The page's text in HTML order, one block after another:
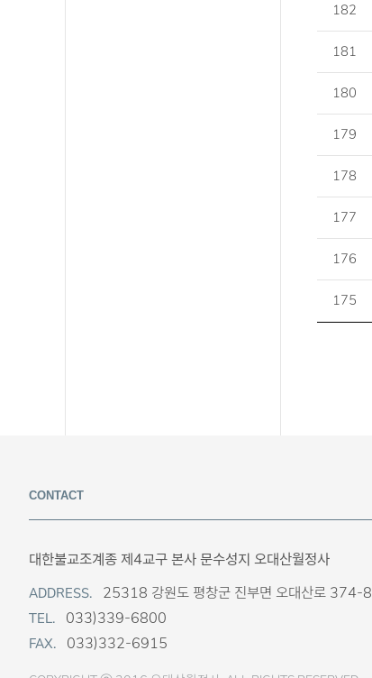
182
181
180
179
178
177
176
175
CONTACT
대한불교조계종 제4교구 본사 문수성지 오대산월정사
ADDRESS. 25318 강원도 평창군 진부면 오대산로 374-8
TEL. 033)339-6800
FAX. 033)332-6915